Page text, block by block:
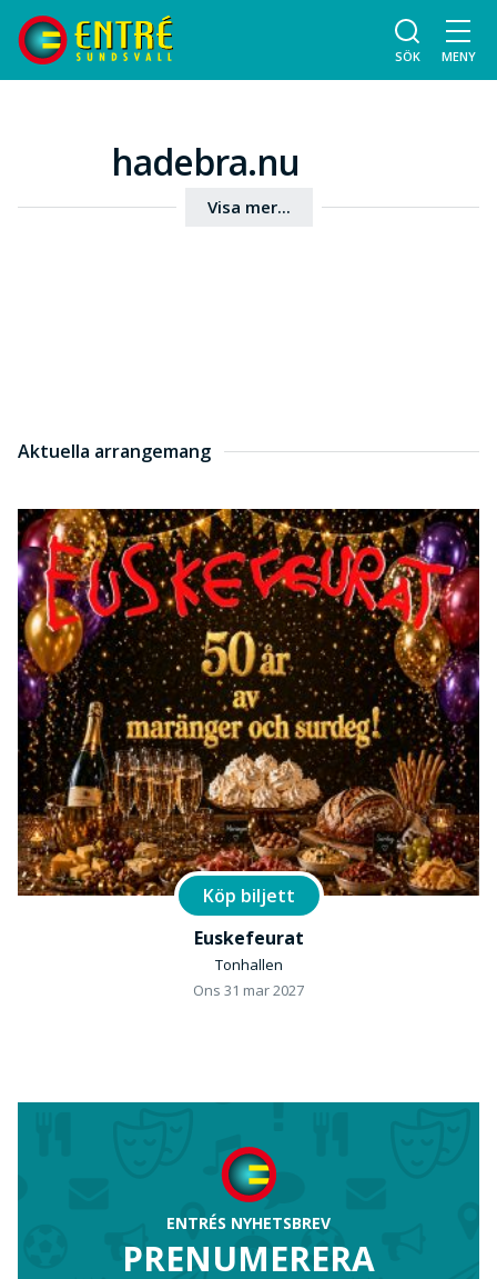
SÖK MENY
hadebra.nu
Visa mer...
Aktuella arrangemang
Köp biljett
Euskefeurat
Tonhallen
Ons 31 mar 2027
ENTRÉS NYHETSBREV
PRENUMERERA